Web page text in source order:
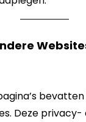
Deze privacy-